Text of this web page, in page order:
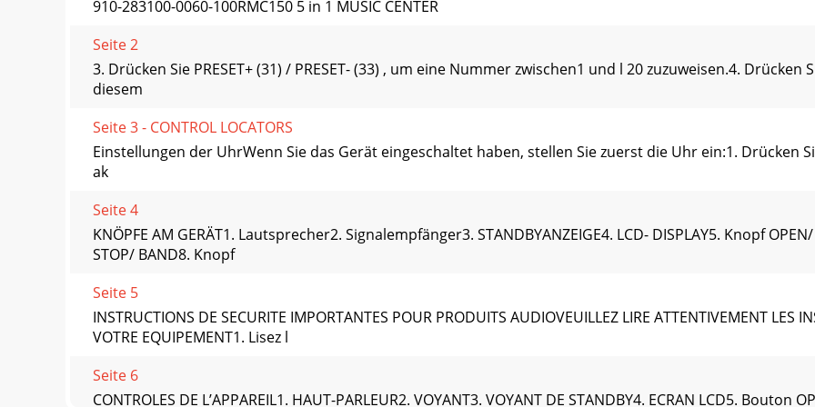
910-283100-0060-100RMC150 5 in 1 MUSIC CENTER
Seite 2
3. Drücken Sie PRESET+ (31) / PRESET- (33) , um eine Nummer zwischen1 und l 20 zuzuweisen.4. Drücken
diesem
Seite 3 - CONTROL LOCATORS
Einstellungen der UhrWenn Sie das Gerät eingeschaltet haben, stellen Sie zuerst die Uhr ein:1. Drücken
ak
Seite 4
KNÖPFE AM GERÄT1. Lautsprecher2. Signalempfänger3. STANDBYANZEIGE4. LCD- DISPLAY5. Knopf
STOP/ BAND8. Knopf
Seite 5
INSTRUCTIONS DE SECURITE IMPORTANTES POUR PRODUITS AUDIOVEUILLEZ LIRE ATTENTIVEMENT LES
VOTRE EQUIPEMENT1. Lisez l
Seite 6
CONTROLES DE L’APPAREIL1. HAUT-PARLEUR2. VOYANT3. VOYANT DE STANDBY4. ECRAN LCD5. Bouton